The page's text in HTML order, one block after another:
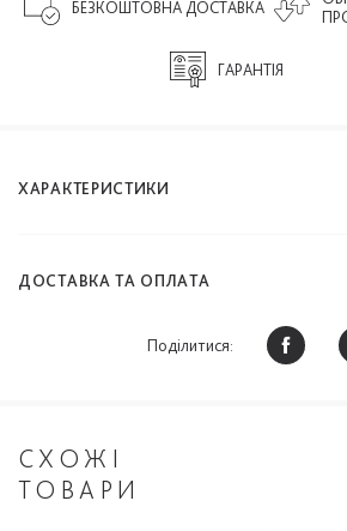
ГАРАНТІЯ
БЕЗКОШТОВНА ДОСТАВКА
ХАРАКТЕРИСТИКИ
ДОСТАВКА ТА ОПЛАТА
Поділитися:
СХОЖІ
ТОВАРИ